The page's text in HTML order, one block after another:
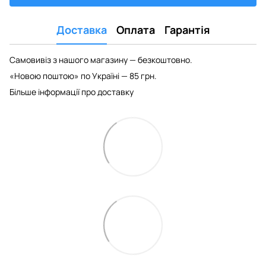
Доставка Оплата Гарантія
Самовивіз з нашого магазину — безкоштовно.
«Новою поштою» по Україні — 85 грн.
Більше інформації про доставку